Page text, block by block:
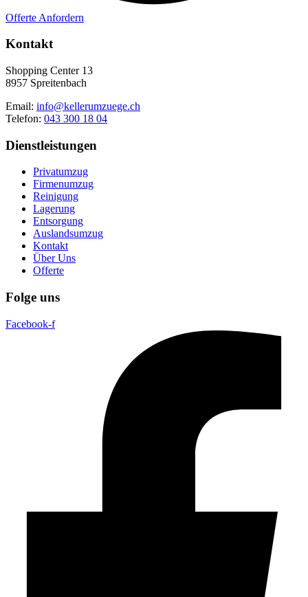
Offerte Anfordern
Kontakt
Shopping Center 13
8957 Spreitenbach
Email: info@kellerumzuege.ch
Telefon: 043 300 18 04
Dienstleistungen
Privatumzug
Firmenumzug
Reinigung
Lagerung
Entsorgung
Auslandsumzug
Kontakt
Über Uns
Offerte
Folge uns
Facebook-f